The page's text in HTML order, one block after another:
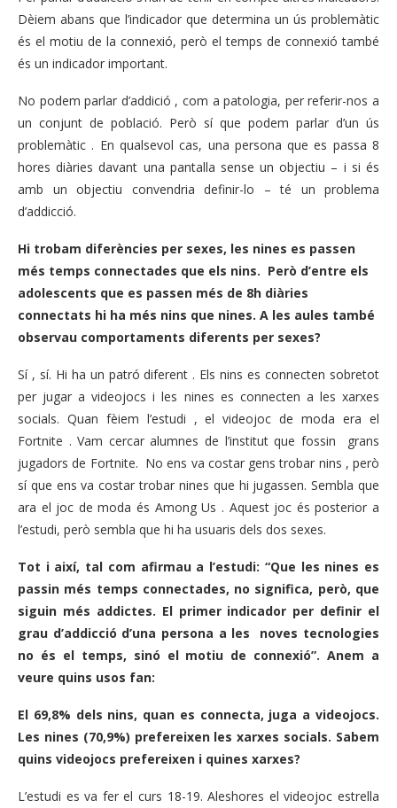
Dèiem abans que l’indicador que determina un ús problemàtic
és el motiu de la connexió, però el temps de connexió també
és un indicador important.
No podem parlar d’addició , com a patologia, per referir-nos a
un conjunt de població. Però sí que podem parlar d’un ús
problemàtic . En qualsevol cas, una persona que es passa 8
hores diàries davant una pantalla sense un objectiu – i si és
amb un objectiu convendria definir-lo – té un problema
d’addicció.
Hi trobam diferències per sexes, les nines es passen
més temps connectades que els nins. Però d’entre els
adolescents que es passen més de 8h diàries
connectats hi ha més nins que nines. A les aules també
observau comportaments diferents per sexes?
Sí , sí. Hi ha un patró diferent . Els nins es connecten sobretot
per jugar a videojocs i les nines es connecten a les xarxes
socials. Quan fèiem l’estudi , el videojoc de moda era el
Fortnite . Vam cercar alumnes de l’institut que fossin grans
jugadors de Fortnite. No ens va costar gens trobar nins , però
sí que ens va costar trobar nines que hi jugassen. Sembla que
ara el joc de moda és Among Us . Aquest joc és posterior a
l’estudi, però sembla que hi ha usuaris dels dos sexes.
Tot i així, tal com afirmau a l’estudi: “Que les nines es
passin més temps connectades, no significa, però, que
siguin més addictes. El primer indicador per definir el
grau d’addicció d’una persona a les noves tecnologies
no és el temps, sinó el motiu de connexió”. Anem a
veure quins usos fan:
El 69,8% dels nins, quan es connecta, juga a videojocs.
Les nines (70,9%) prefereixen les xarxes socials. Sabem
quins videojocs prefereixen i quines xarxes?
L’estudi es va fer el curs 18-19. Aleshores el videojoc estrella